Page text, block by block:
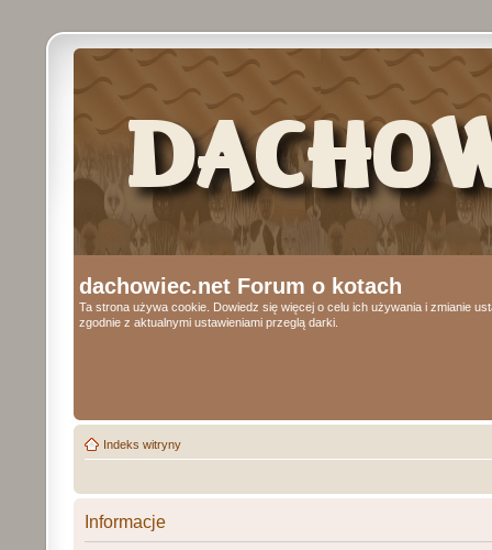
dachowiec.net Forum o kotach
Ta strona używa cookie. Dowiedz się więcej o celu ich używania i zmianie
zgodnie z aktualnymi ustawieniami przeglą darki.
Indeks witryny
Informacje